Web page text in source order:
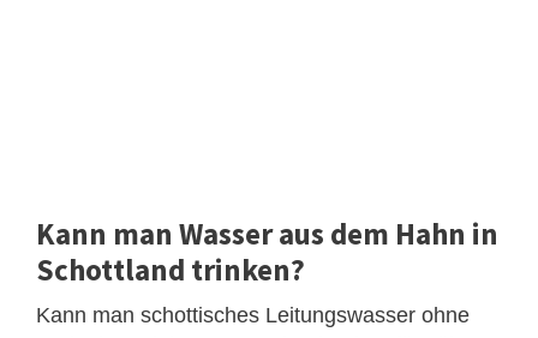
Kann man Wasser aus dem Hahn in
Schottland trinken?
Kann man schottisches Leitungswasser ohne